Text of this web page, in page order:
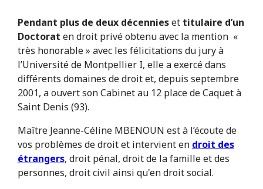
Pendant plus de deux décennieset titulaire d’un
Doctorat en droit privé obtenu avec la mention «
très honorable » avec les félicitations du jury à
l’Université de Montpellier I, elle a exercé dans
différents domaines de droit et, depuis septembre
2001, a ouvert son Cabinet au 12 place de Caquet à
Saint Denis (93).
Maître Jeanne-Céline MBENOUN est à l’écoute de
vos problèmes de droit et intervient en droit des
étrangers, droit pénal, droit de la famille et des
personnes, droit civil ainsi qu'en droit social.